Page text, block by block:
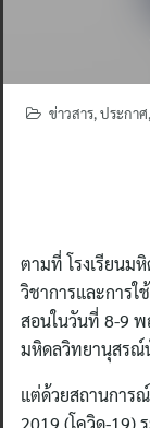
ข่าวสาร,ประกาศ,
ตามที่ โรงเรียนม
วิชาการและการใ
สอนในวันที่ 8-9 พ
มหิดลวิทยานุสรณ์
แต่ด้วยสถานการณ์
2019 (โควิด-19)